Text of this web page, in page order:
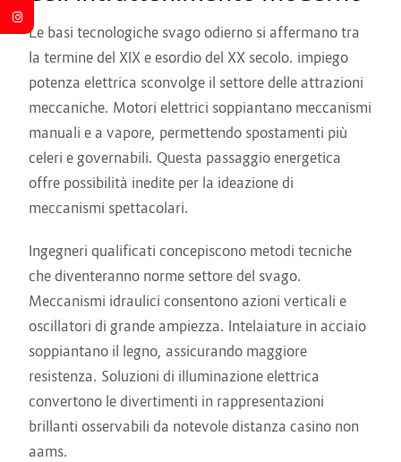
Le basi tecnologiche svago odierno si affermano tra
la termine del XIX e esordio del XX secolo. impiego
potenza elettrica sconvolge il settore delle attrazioni
meccaniche. Motori elettrici soppiantano meccanismi
manuali e a vapore, permettendo spostamenti più
celeri e governabili. Questa passaggio energetica
offre possibilità inedite per la ideazione di
meccanismi spettacolari.
Ingegneri qualificati concepiscono metodi tecniche
che diventeranno norme settore del svago.
Meccanismi idraulici consentono azioni verticali e
oscillatori di grande ampiezza. Intelaiature in acciaio
soppiantano il legno, assicurando maggiore
resistenza. Soluzioni di illuminazione elettrica
convertono le divertimenti in rappresentazioni
brillanti osservabili da notevole distanza casino non
aams.